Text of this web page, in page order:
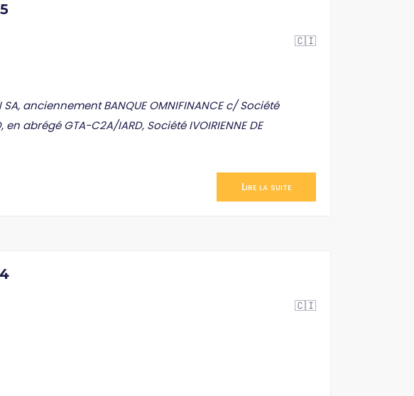
🇨🇮
anciennement BANQUE OMNIFINANCE c/ Société
en abrégé GTA-C2A/IARD, Société IVOIRIENNE DE
Lire la suite
🇨🇮